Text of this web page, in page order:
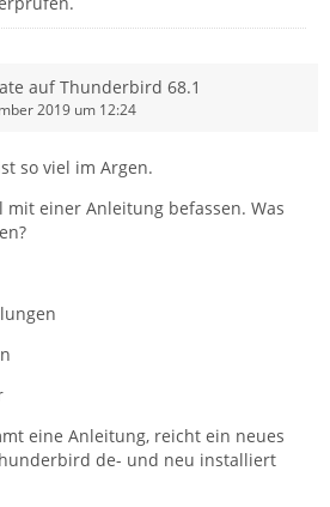
auf Thunderbird 68.1
2019 um 12:24
so viel im Argen.
mit einer Anleitung befassen. Was
eine Anleitung, reicht ein neues
de- und neu installiert